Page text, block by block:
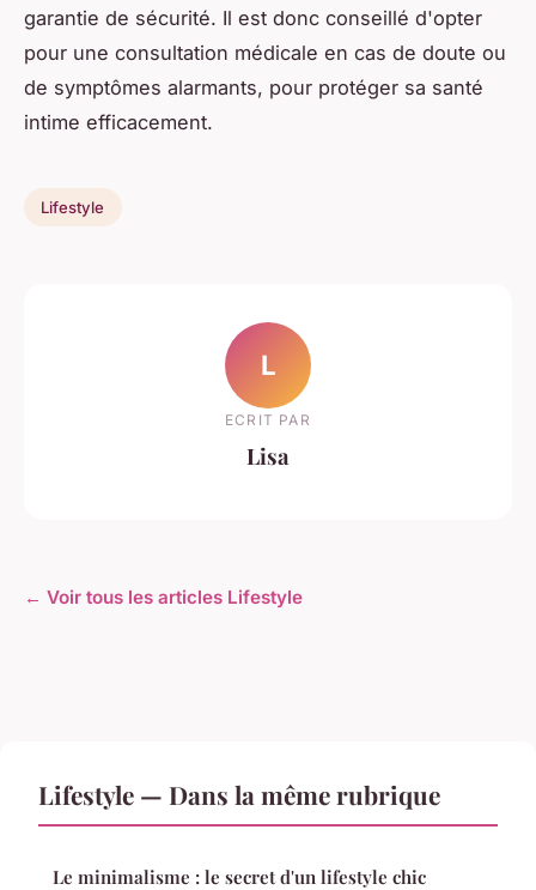
garantie de sécurité. Il est donc conseillé d'opter
pour une consultation médicale en cas de doute ou
de symptômes alarmants, pour protéger sa santé
intime efficacement.
Lifestyle
L
ECRIT PAR
Lisa
← Voir tous les articles Lifestyle
Lifestyle — Dans la même rubrique
Le minimalisme : le secret d'un lifestyle chic